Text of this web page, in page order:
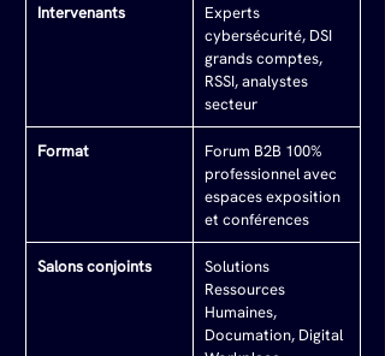
Intervenants
Experts
cybersécurité, DSI
grands comptes,
RSSI, analystes
secteur
Format
Forum B2B 100%
professionnel avec
espaces exposition
et conférences
Salons conjoints
Solutions
Ressources
Humaines,
Documation, Digital